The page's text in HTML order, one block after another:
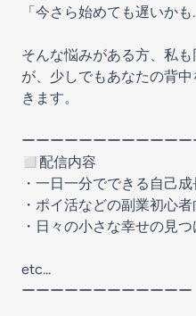
「今さら始めても遅いかも
そんな悩みがある方、私
が、少しでもあなたの背
きます。
ーーーーーーーーーーーー
◻︎配信内容
・一日一分でできる自己
・ポイ活などの副業初心
・日々の小さな幸せの見
etc...
ーーーーーーーーーーーー